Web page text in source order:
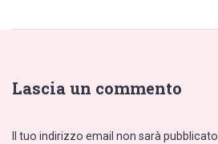
Lascia un commento
Il tuo indirizzo email non sarà pubblicato.